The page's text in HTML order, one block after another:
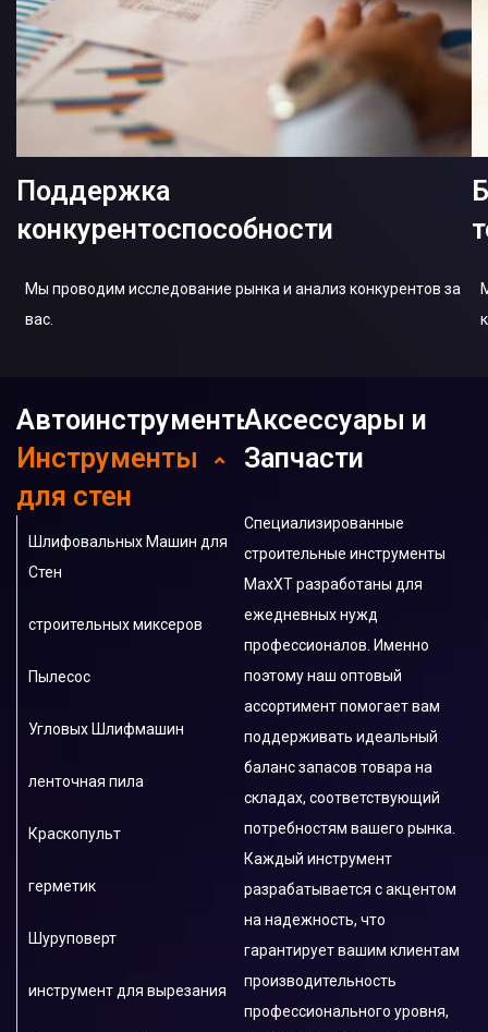
Поддержка
конкурентоспособности
Мы проводим исследование рынка и анализ конкурентов за
вас.
Автоинструменты
Орбитальная шлифмашина
полировальная машина
Портативные Пылесосы
угловая шлифмашина
Гайковерт
Фен строительный
Аккумуляторный герметик
ленточная пила
смазочный пистолет
Пневматический
Инструменты
для стен
Шлифовальных Машин для
Стен
строительных миксеров
Пылесос
Угловых Шлифмашин
ленточная пила
Краскопульт
герметик
Шуруповерт
инструмент для вырезания
Аксессуары и
Запчасти
Специализированные
строительные инструменты
MaxXTразработаны для
ежедневных нужд
профессионалов. Именно
поэтому наш оптовый
ассортимент помогает вам
поддерживать идеальный
баланс запасов товара на
складах, соответствующий
потребностям вашего рынка.
Каждый инструмент
разрабатывается с акцентом
на надежность, что
гарантирует вашим клиентам
производительность
профессионального уровня,